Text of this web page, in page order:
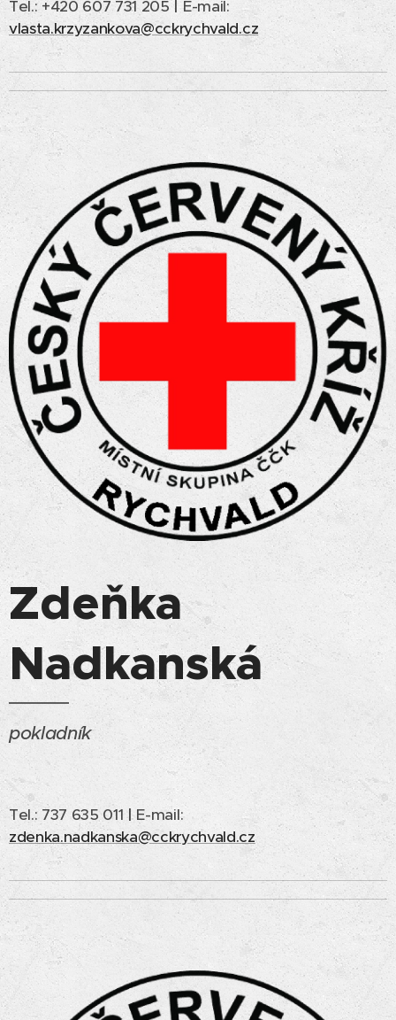
Tel.: +420 607 731 205
E-mail:
vlasta.krzyzankova@cckrychvald.cz
Zdeňka
Nadkanská
pokladník
Tel.: 737 635 011|E-mail:
zdenka.nadkanska@cckrychvald.cz